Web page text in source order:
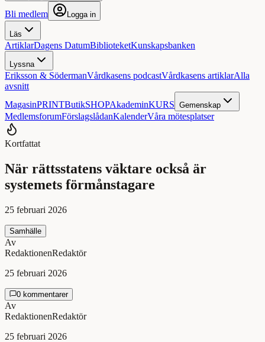
Bli medlem Logga in
Läs
ArtiklarDagens DatumBiblioteketKunskapsbanken
Lyssna
Eriksson & SödermanVårdkasens podcastVårdkasens artiklarAlla
avsnitt
MagasinPRINTButikSHOPAkademinKURS Gemenskap
MedlemsforumFörslagslådanKalenderVåra mötesplatser
Kortfattat
När rättsstatens väktare också är
systemets förmånstagare
25 februari 2026
Samhälle
Av
RedaktionenRedaktör
25 februari 2026
0 kommentarer
Av
RedaktionenRedaktör
25 februari 2026